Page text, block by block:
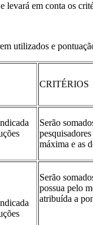
levará em conta os
utilizados e
CRITÉRIOS
Serão
máxima e as
Serão
possua pelo
atribuída a